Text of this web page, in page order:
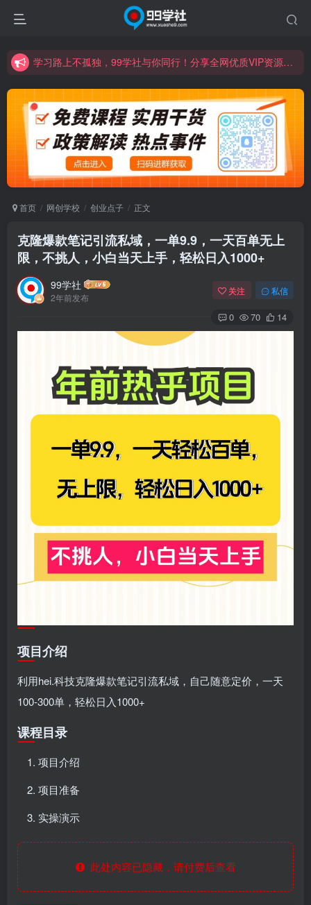
学习路上不孤独，99学社与你同行！分享全网优质VIP资源，炒股教程、创业教程、网络营销教程、自媒体短视频教程等，长期更新各大精品创业项目！
学习路上不孤独，99学社与你同行！分享全网优质VIP资源，炒股教程、创业教程、网络营销教程、自媒体短视频教程等，长期更新各大精品创业项目！
首页 网创学校 创业点子 正文
克隆爆款笔记引流私域，一单9.9，一天百单无上
限，不挑人，小白当天上手，轻松日入1000+
99学社
2年前发布
关注 私信
0 70 14
项目介绍
利用hei.科技克隆爆款笔记引流私域，自己随意定价，一天
100-300单，轻松日入1000+
课程目录
项目介绍
项目准备
实操演示
此处内容已隐藏，请付费后查看